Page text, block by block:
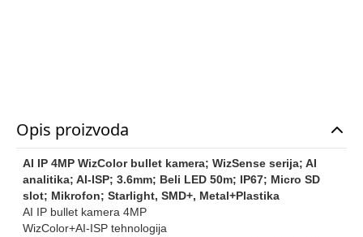
Opis proizvoda
AI IP 4MP WizColor bullet kamera; WizSense serija; AI
analitika; AI-ISP; 3.6mm; Beli LED 50m; IP67; Micro SD
slot; Mikrofon; Starlight, SMD+, Metal+Plastika
AI IP bullet kamera 4MP
WizColor+AI-ISP tehnologija